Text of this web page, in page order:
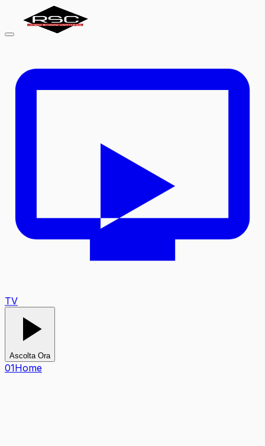
Ascolta Ora
01Home